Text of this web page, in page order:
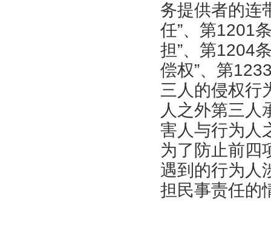
务提供者的连
任”、第1201
担”、第1204
偿权”、第
三人的侵权行
人之外第三人
害人与行为人
为了防止前四
遇到的行为人
担民事责任的